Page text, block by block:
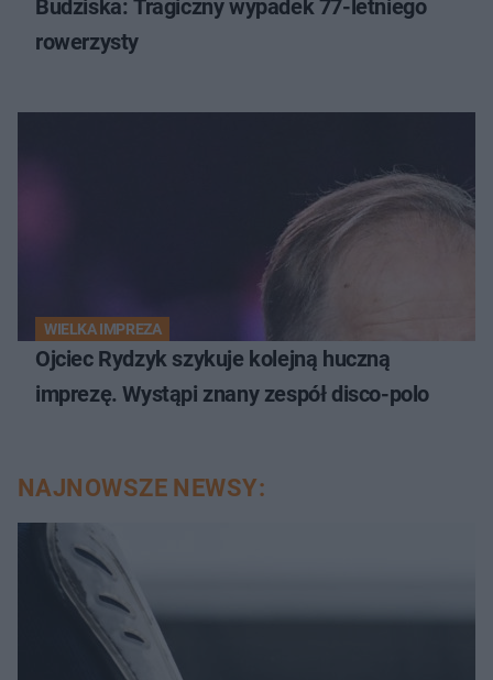
Budziska: Tragiczny wypadek 77-letniego
rowerzysty
WIELKA IMPREZA
Ojciec Rydzyk szykuje kolejną huczną
imprezę. Wystąpi znany zespół disco-polo
NAJNOWSZE NEWSY: